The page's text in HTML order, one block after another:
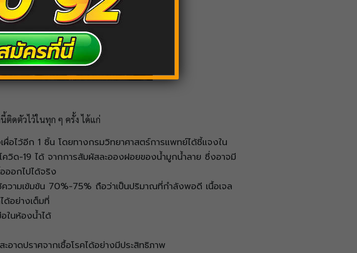
ดตัวไว้ในทุก ๆ ครั้ง ได้แก่
อไว้อีก 1 ชิ้น โดยทางกรมวิทยาศาสตร์การแพทย์ได้ชี้แจงใน
วิด-19 ได้ จากการสัมผัสละอองฝอยของน้ำมูกน้ำลาย ซึ่งอาจมี
ออกไปได้จริง
วามเข้มข้น 70%-75% ถือว่าเป็นปริมาณที่กำลังพอดี เนื้อเจล
ด้อย่างเต็มที่
ในห้องน้ำได้
าดปราศจากเชื้อโรคได้อย่างมีประสิทธิภาพ